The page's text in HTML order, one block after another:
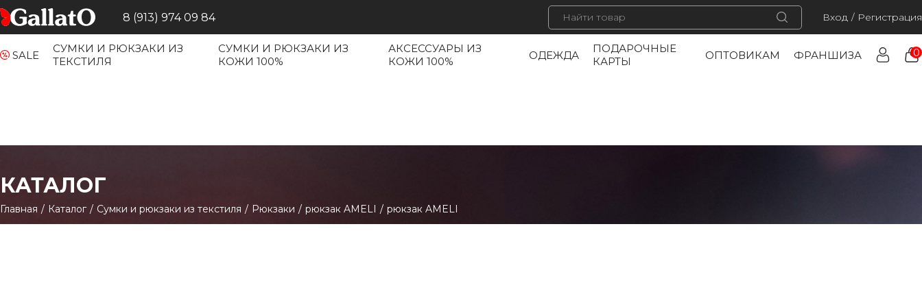
8 (913) 974 09 84 Вход / Регистрация
SALE
СУМКИ И РЮКЗАКИ ИЗ
ТЕКСТИЛЯ
СУМКИ И РЮКЗАКИ ИЗ
КОЖИ 100%
АКСЕССУАРЫ ИЗ
КОЖИ 100%
ОДЕЖДА
ПОДАРОЧНЫЕ
КАРТЫ
ОПТОВИКАМ ФРАНШИЗА 0
КАТАЛОГ
Главная / Каталог / Сумки и рюкзаки из текстиля / Рюкзаки / рюкзак AMELI / рюкзак AMELI